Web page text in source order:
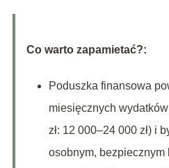
Co warto zapamietać?:
Poduszka finansowa
miesięcznych
zł: 12 000–24 000 zł) i
osobnym, bezpiecznym